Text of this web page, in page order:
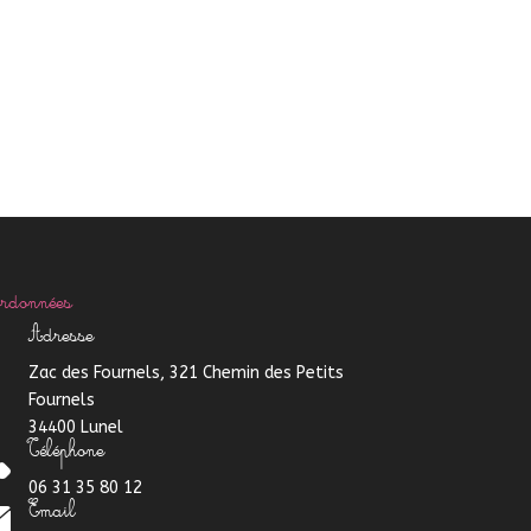
Adresse
Zac des Fournels, 321 Chemin des Petits
Fournels
34400 Lunel
Téléphone
06 31 35 80 12
Email